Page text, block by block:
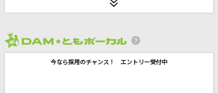
Mrs. GREEN APPLE
オー！リバル
今なら採用のチャンス！ エントリー受付中